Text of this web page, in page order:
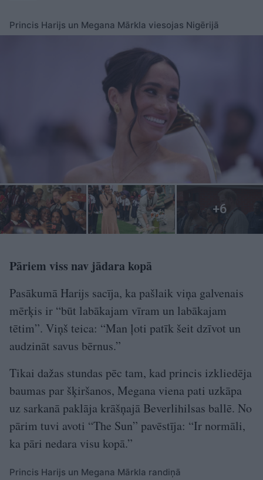
Princis Harijs un Megana Mārkla viesojas Nigērijā
Pāriem viss nav jādara kopā
Pasākumā Harijs sacīja, ka pašlaik viņa galvenais
mērķis ir “būt labākajam vīram un labākajam
tētim”. Viņš teica: “Man ļoti patīk šeit dzīvot un
audzināt savus bērnus.”
Tikai dažas stundas pēc tam, kad princis izkliedēja
baumas par šķiršanos, Megana viena pati uzkāpa
uz sarkanā paklāja krāšņajā Beverlihilsas ballē. No
pārim tuvi avoti “The Sun” pavēstīja: “Ir normāli,
ka pāri nedara visu kopā.”
Princis Harijs un Megana Mārkla randiņā